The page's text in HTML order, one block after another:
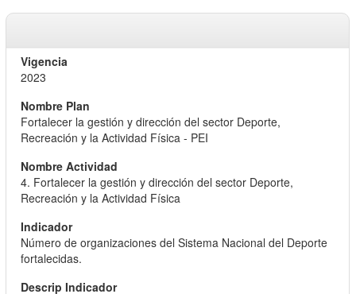
2023
Fortalecer la gestión y dirección del sector Deporte,
Recreación y la Actividad Física - PEI
4. Fortalecer la gestión y dirección del sector Deporte,
Recreación y la Actividad Física
Número de organizaciones del Sistema Nacional del Deporte
fortalecidas.